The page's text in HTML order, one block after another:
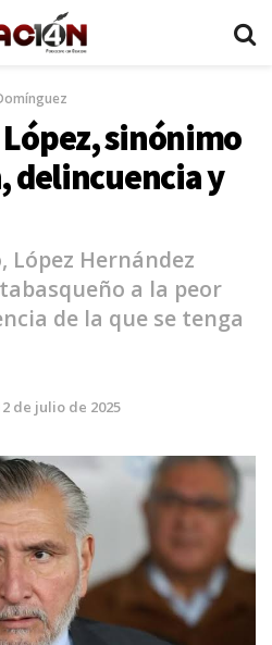
sinónimo
delincuencia y
López Hernández
a la peor
de la que se tenga
de julio de 2025